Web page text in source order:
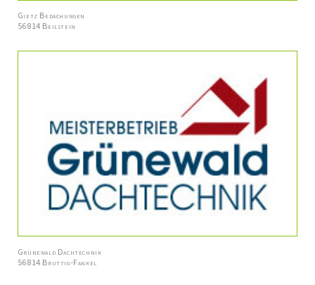
Gietz Bedachungen
56814 Beilstein
Grünewald Dachtechnik
56814 Bruttig-Fankel